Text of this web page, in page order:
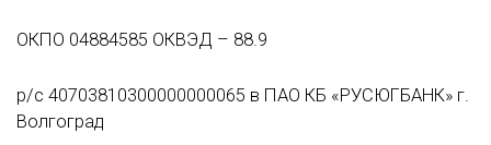
ОКПО 04884585 ОКВЭД – 88.9
р/с 40703810300000000065 в ПАО КБ «РУСЮГБАНК» г.
Волгоград